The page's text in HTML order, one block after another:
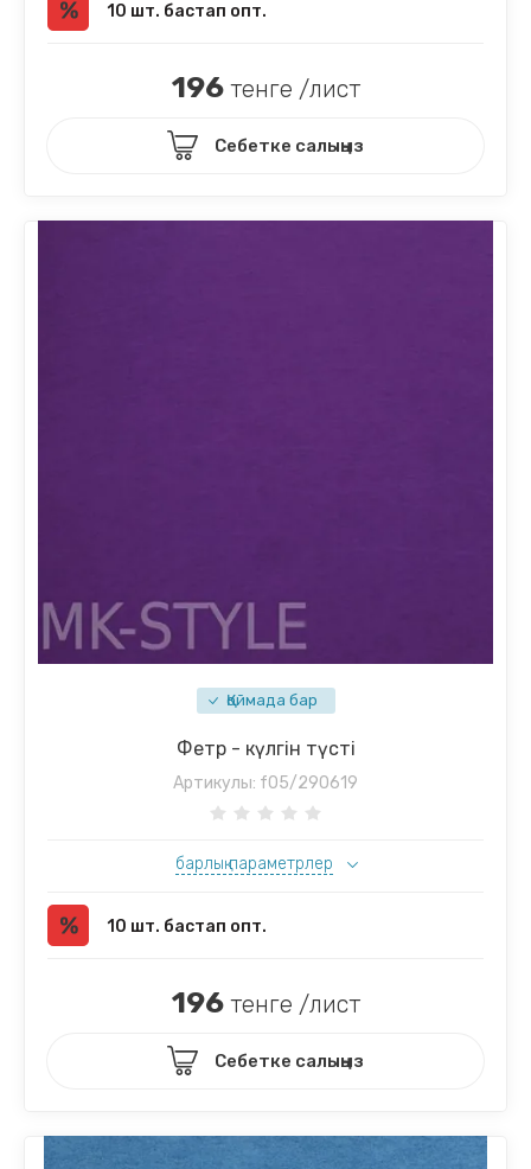
10 шт. бастап опт.
196тенге /лист
Себетке салыңыз
Қоймада бар
Фетр - күлгін түсті
Артикулы: f05/290619
барлық параметрлер
10 шт. бастап опт.
196тенге /лист
Себетке салыңыз